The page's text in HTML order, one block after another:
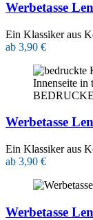
Werbetasse
Ein Klassiker aus
ab 3,90 €
Werbetasse
Ein Klassiker aus
ab 3,90 €
Werbetasse